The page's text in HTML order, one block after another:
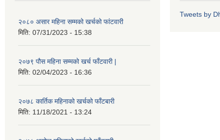
२०८० असार महिना सम्मको खर्चको फांटवारी
मिति: 07/31/2023 - 15:38
२०७९ पौस महिना सम्मको खर्च फाँटवारी |
मिति: 02/04/2023 - 16:36
२०७८ कार्तिक महिनाको खर्चको फाँटबारी
मिति: 11/18/2021 - 13:24
Tweets by